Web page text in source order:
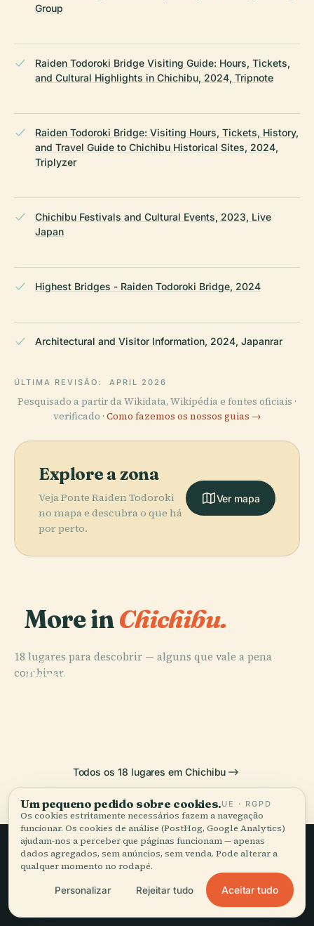
Group
Raiden Todoroki Bridge Visiting Guide: Hours, Tickets,
and Cultural Highlights in Chichibu, 2024, Tripnote
Raiden Todoroki Bridge: Visiting Hours, Tickets, History,
and Travel Guide to Chichibu Historical Sites, 2024,
Triplyzer
Chichibu Festivals and Cultural Events, 2023, Live
Japan
Highest Bridges - Raiden Todoroki Bridge, 2024
Architectural and Visitor Information, 2024, Japanrar
ÚLTIMA REVISÃO: APRIL 2026
Pesquisado a partir da Wikidata, Wikipédia e fontes oficiais ·
verificado · Como fazemos os nossos guias →
Explore a zona
Veja Ponte Raiden Todoroki
no mapa e descubra o que há
por perto.
Ver mapa
More inChichibu.
18 lugares para descobrir — alguns que vale a pena
combinar.
PLACE
Parque Muse
PLACE
Todos os 18 lugares em Chichibu
Viagem lenta,
bem contada.
Um pequeno pedido sobre cookies.UE · RGPD
Os cookies estritamente necessários fazem a navegação
funcionar. Os cookies de análise (PostHog, Google Analytics)
ajudam-nos a perceber que páginas funcionam — apenas
dados agregados, sem anúncios, sem venda. Pode alterar a
qualquer momento no rodapé.
Personalizar Rejeitar tudo Aceitar tudo